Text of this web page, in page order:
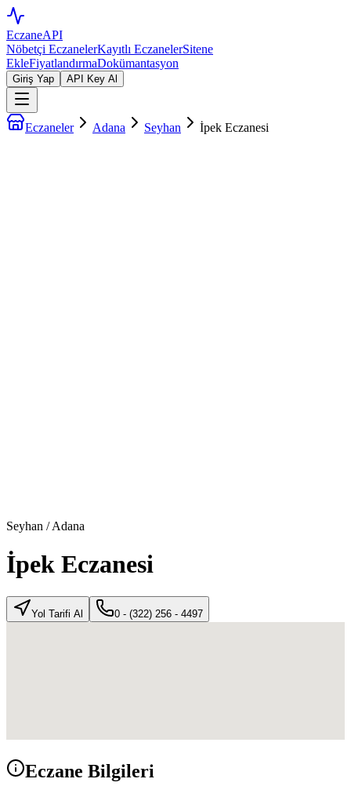
EczaneAPI
Nöbetçi EczanelerKayıtlı EczanelerSitene
EkleFiyatlandırmaDokümantasyon
Giriş Yap API Key Al
Eczaneler Adana Seyhan İpek Eczanesi
Seyhan /Adana
İpek Eczanesi
Yol Tarifi Al 0 - (322) 256 - 4497
Eczane Bilgileri